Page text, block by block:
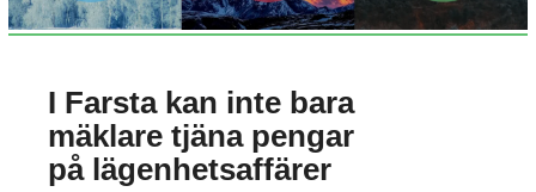
I Farsta kan inte bara
mäklare tjäna pengar
på lägenhetsaffärer